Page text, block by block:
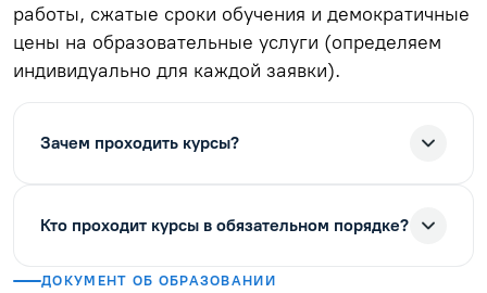
работы, сжатые сроки обучения и демократичные
цены на образовательные услуги (определяем
индивидуально для каждой заявки).
Зачем проходить курсы?
Кто проходит курсы в обязательном порядке?
ДОКУМЕНТ ОБ ОБРАЗОВАНИИ